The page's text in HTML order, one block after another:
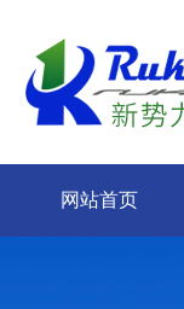
网站首页